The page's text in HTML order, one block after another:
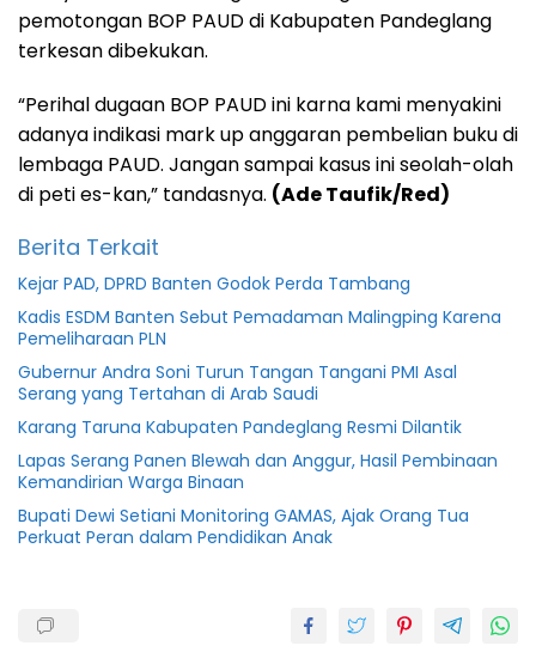
pemotongan BOP PAUD di Kabupaten Pandeglang
terkesan dibekukan.
“Perihal dugaan BOP PAUD ini karna kami menyakini
adanya indikasi mark up anggaran pembelian buku di
lembaga PAUD. Jangan sampai kasus ini seolah-olah
di peti es-kan,” tandasnya. (Ade Taufik/Red)
Berita Terkait
Kejar PAD, DPRD Banten Godok Perda Tambang
Kadis ESDM Banten Sebut Pemadaman Malingping Karena
Pemeliharaan PLN
Gubernur Andra Soni Turun Tangan Tangani PMI Asal
Serang yang Tertahan di Arab Saudi
Karang Taruna Kabupaten Pandeglang Resmi Dilantik
Lapas Serang Panen Blewah dan Anggur, Hasil Pembinaan
Kemandirian Warga Binaan
Bupati Dewi Setiani Monitoring GAMAS, Ajak Orang Tua
Perkuat Peran dalam Pendidikan Anak